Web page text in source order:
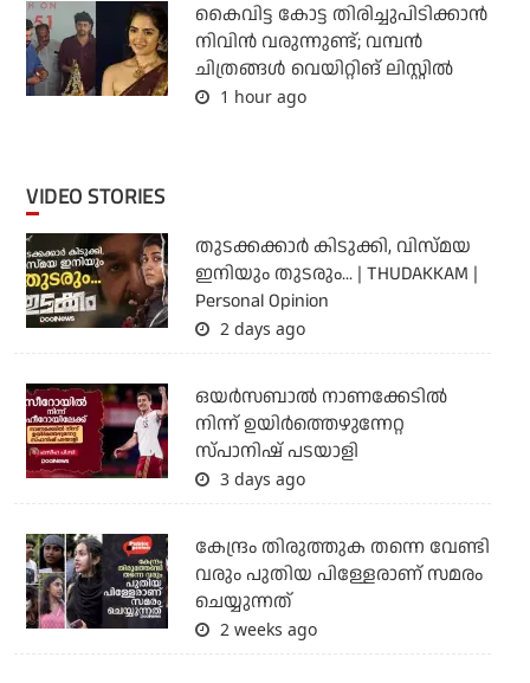
കൈവിട്ട കോട്ട തിരിച്ചുപിടിക്കാന്‍
നിവിന്‍ വരുന്നുണ്ട്; വമ്പന്‍
ചിത്രങ്ങള്‍ വെയിറ്റിങ് ലിസ്റ്റില്‍
1 hour ago
VIDEO STORIES
തുടക്കക്കാര്‍ കിടുക്കി, വിസ്മയ
ഇനിയും തുടരും... | THUDAKKAM |
Personal Opinion
2 days ago
ഒയര്‍സബാൽ നാണക്കേടിൽ
നിന്ന് ഉയിർത്തെഴുന്നേറ്റ
സ്പാനിഷ് പടയാളി
3 days ago
കേന്ദ്രം തിരുത്തുക തന്നെ വേണ്ടി
വരും പുതിയ പിള്ളേരാണ് സമരം
ചെയ്യുന്നത്
2 weeks ago